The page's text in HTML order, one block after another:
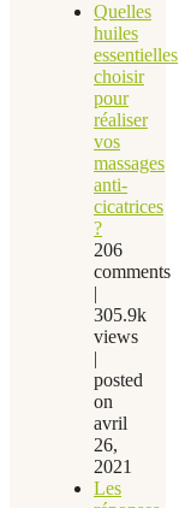
Quelles
huiles
essentielles
choisir
pour
réaliser
vos
massages
anti-
cicatrices
?
206
comments
|
305.9k
views
|
posted
on
avril
26,
2021
Les